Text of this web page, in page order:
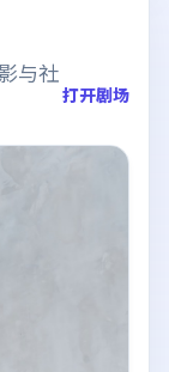
与社
打开剧场